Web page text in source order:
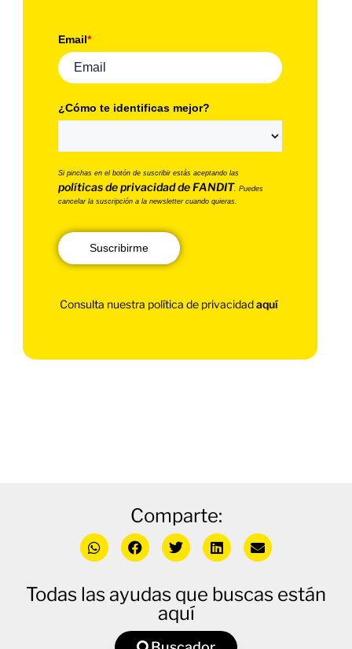
Email*
¿Cómo te identificas mejor?
Si pinchas en el botón de suscribir estás aceptando las
políticas de privacidad de FANDIT. Puedes
cancelar la suscripción a la newsletter cuando quieras.
Suscribirme
Consulta nuestra política de privacidadaquí
Comparte:
Todas las ayudas que buscas están
aquí